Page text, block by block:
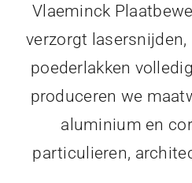
Vlaeminck
verzorgt lasersnijden,
poederlakken
produceren we
aluminium en
particulieren,